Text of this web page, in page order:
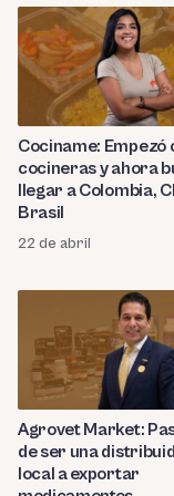
Cociname: Empezó
cocineras y ahora
llegar a Colombia,
Brasil
22 de abril
Agrovet Market:
de ser una
local a exportar